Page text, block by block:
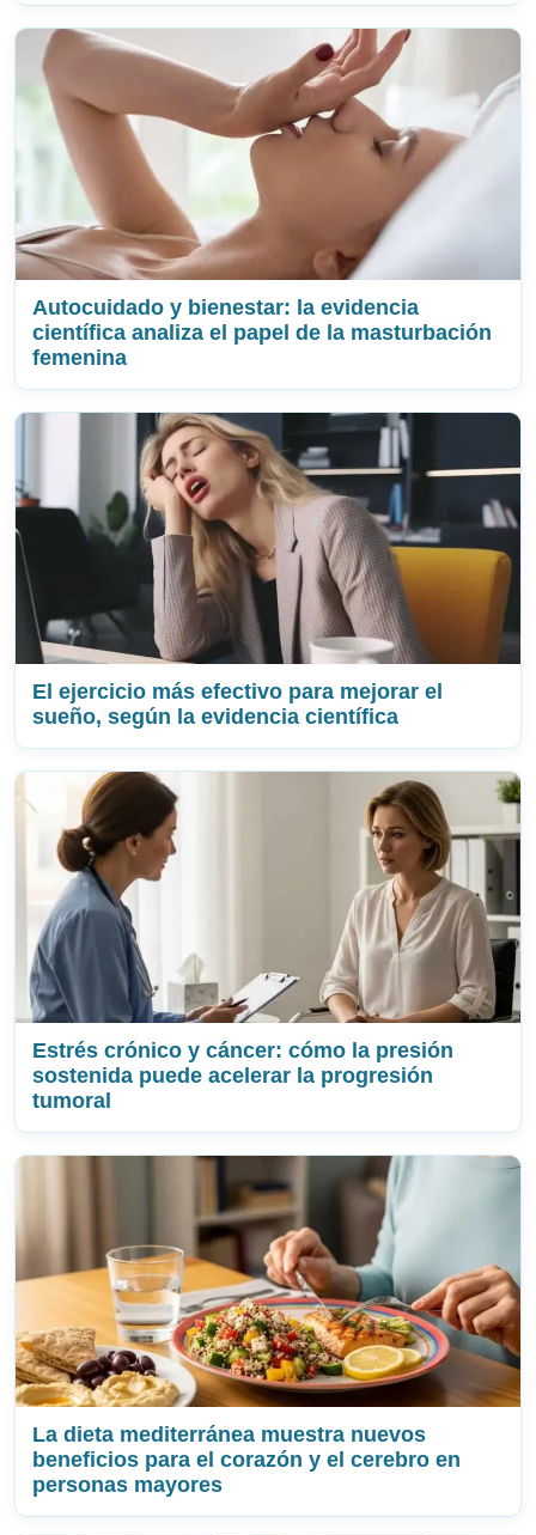
Autocuidado y bienestar: la evidencia
científica analiza el papel de la masturbación
femenina
El ejercicio más efectivo para mejorar el
sueño, según la evidencia científica
Estrés crónico y cáncer: cómo la presión
sostenida puede acelerar la progresión
tumoral
La dieta mediterránea muestra nuevos
beneficios para el corazón y el cerebro en
personas mayores